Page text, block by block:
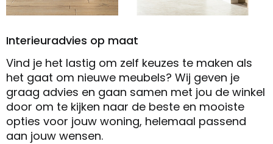
Interieuradvies op maat
Vind je het lastig om zelf keuzes te maken als
het gaat om nieuwe meubels? Wij geven je
graag advies en gaan samen met jou de winkel
door om te kijken naar de beste en mooiste
opties voor jouw woning, helemaal passend
aan jouw wensen.